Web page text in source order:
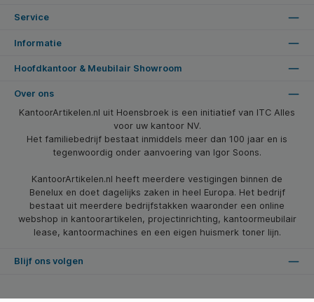
Service
Informatie
Hoofdkantoor & Meubilair Showroom
Over ons
KantoorArtikelen.nl uit Hoensbroek is een initiatief van ITC Alles
voor uw kantoor NV.
Het familiebedrijf bestaat inmiddels meer dan 100 jaar en is
tegenwoordig onder aanvoering van Igor Soons.
KantoorArtikelen.nl heeft meerdere vestigingen binnen de
Benelux en doet dagelijks zaken in heel Europa. Het bedrijf
bestaat uit meerdere bedrijfstakken waaronder een online
webshop in kantoorartikelen, projectinrichting, kantoormeubilair
lease, kantoormachines en een eigen huismerk toner lijn.
Blijf ons volgen